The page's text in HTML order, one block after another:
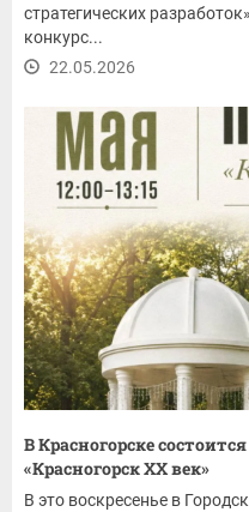
стратегических
конкурс...
22.05.2026
В Красногорске
«Красногорск XX век»
В это воскресенье в